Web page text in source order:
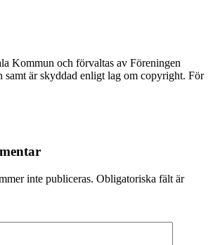
Kommun och förvaltas av Föreningen
samt är skyddad enligt lag om copyright. För
inte publiceras. Obligatoriska fält är